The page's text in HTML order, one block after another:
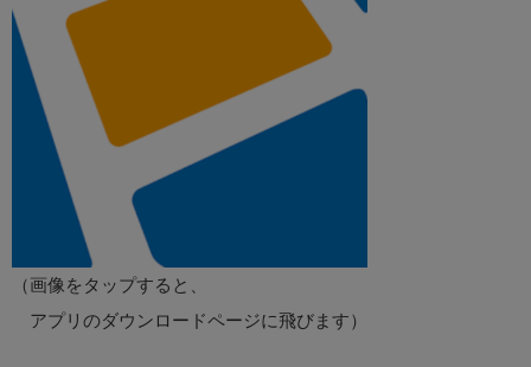
（画像をタップすると、
アプリのダウンロードページに飛びます）